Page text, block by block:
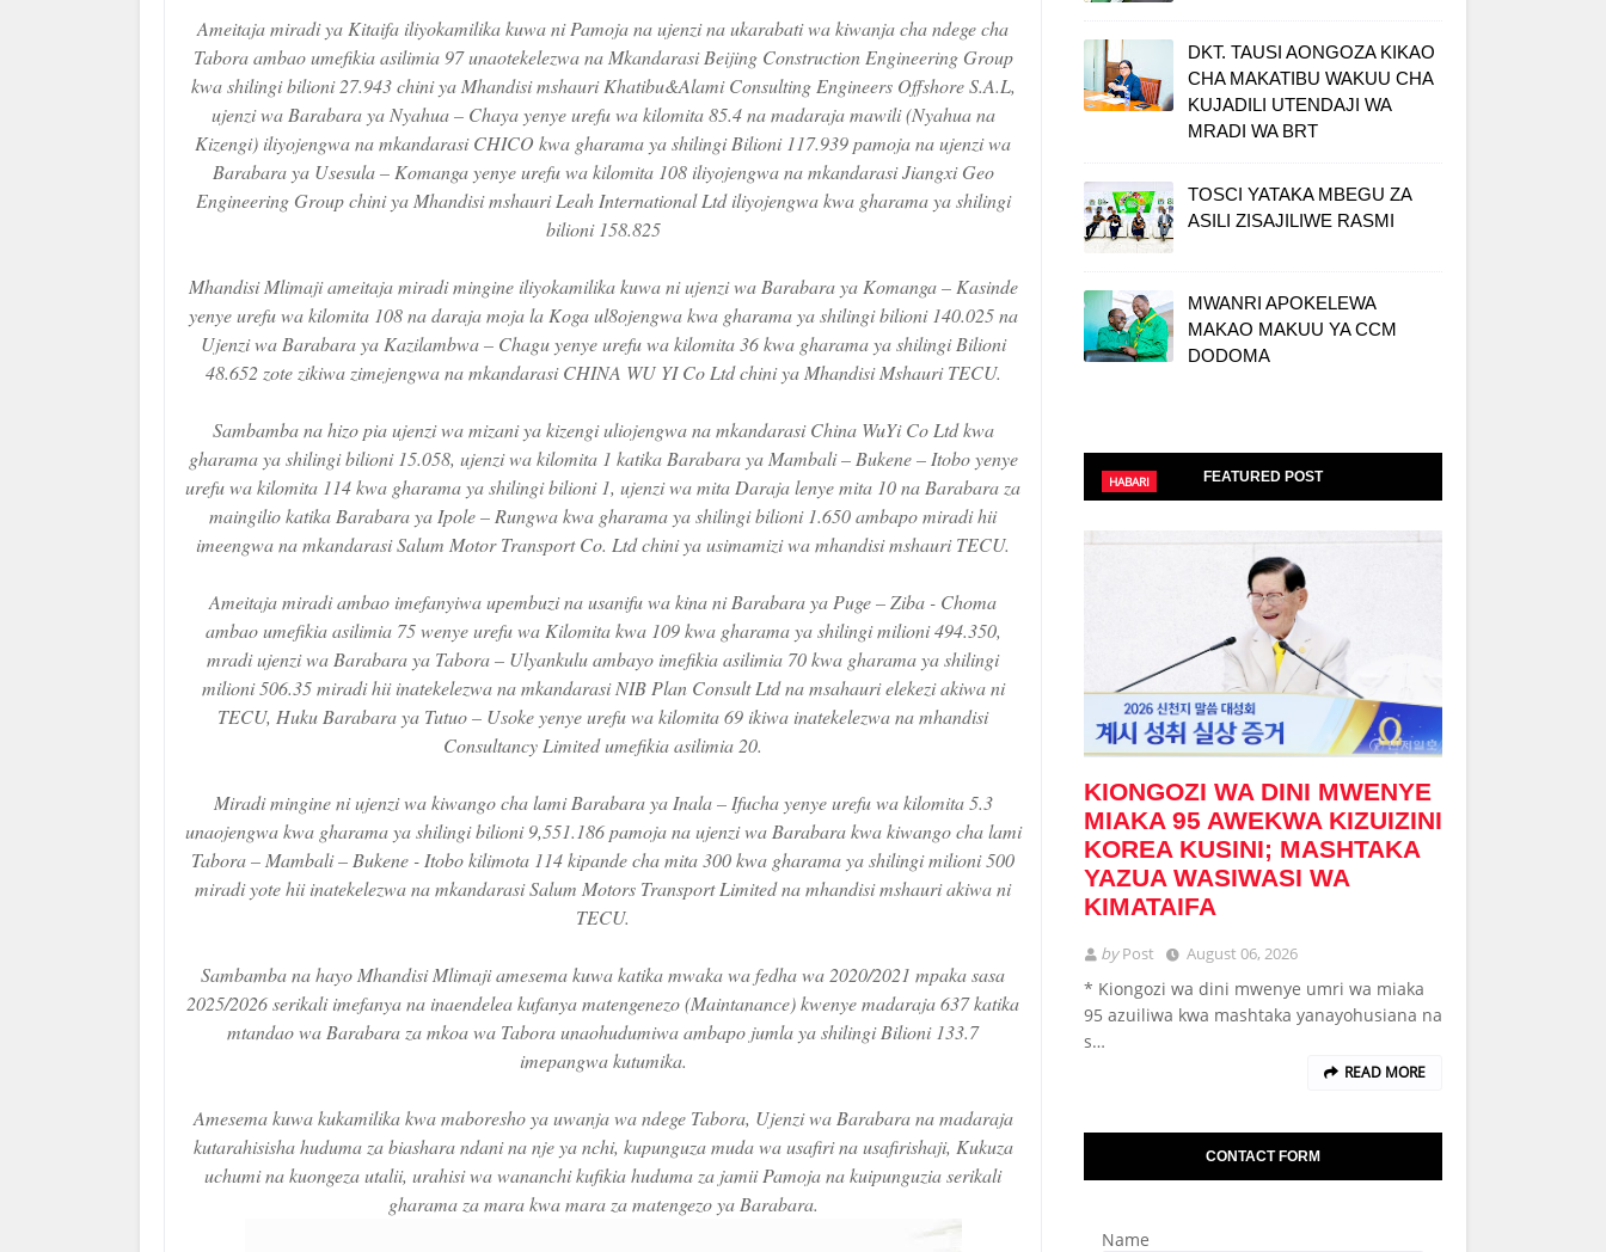
Ameitaja miradi ya Kitaifa iliyokamilika kuwa ni Pamoja na ujenzi na ukarabati wa kiwanja cha ndege cha
Tabora ambao umefikia asilimia 97 unaotekelezwa na Mkandarasi Beijing Construction Engineering Group
kwa shilingi bilioni 27.943 chini ya Mhandisi mshauri Khatibu&Alami Consulting Engineers Offshore S.A.L,
ujenzi wa Barabara ya Nyahua – Chaya yenye urefu wa kilomita 85.4 na madaraja mawili (Nyahua na
Kizengi) iliyojengwa na mkandarasi CHICO kwa gharama ya shilingi Bilioni 117.939 pamoja na ujenzi wa
Barabara ya Usesula – Komanga yenye urefu wa kilomita 108 iliyojengwa na mkandarasi Jiangxi Geo
Engineering Group chini ya Mhandisi mshauri Leah International Ltd iliyojengwa kwa gharama ya shilingi
bilioni 158.825
Mhandisi Mlimaji ameitaja miradi mingine iliyokamilika kuwa ni ujenzi wa Barabara ya Komanga – Kasinde
yenye urefu wa kilomita 108 na daraja moja la Koga ul8ojengwa kwa gharama ya shilingi bilioni 140.025 na
Ujenzi wa Barabara ya Kazilambwa – Chagu yenye urefu wa kilomita 36 kwa gharama ya shilingi Bilioni
48.652 zote zikiwa zimejengwa na mkandarasi CHINA WU YI Co Ltd chini ya Mhandisi Mshauri TECU.
Sambamba na hizo pia ujenzi wa mizani ya kizengi uliojengwa na mkandarasi China WuYi Co Ltd kwa
gharama ya shilingi bilioni 15.058, ujenzi wa kilomita 1 katika Barabara ya Mambali – Bukene – Itobo yenye
urefu wa kilomita 114 kwa gharama ya shilingi bilioni 1, ujenzi wa mita Daraja lenye mita 10 na Barabara za
maingilio katika Barabara ya Ipole – Rungwa kwa gharama ya shilingi bilioni 1.650 ambapo miradi hii
imeengwa na mkandarasi Salum Motor Transport Co. Ltd chini ya usimamizi wa mhandisi mshauri TECU.
Ameitaja miradi ambao imefanyiwa upembuzi na usanifu wa kina ni Barabara ya Puge – Ziba - Choma
ambao umefikia asilimia 75 wenye urefu wa Kilomita kwa 109 kwa gharama ya shilingi milioni 494.350,
mradi ujenzi wa Barabara ya Tabora – Ulyankulu ambayo imefikia asilimia 70 kwa gharama ya shilingi
milioni 506.35 miradi hii inatekelezwa na mkandarasi NIB Plan Consult Ltd na msahauri elekezi akiwa ni
TECU, Huku Barabara ya Tutuo – Usoke yenye urefu wa kilomita 69 ikiwa inatekelezwa na mhandisi
Consultancy Limited umefikia asilimia 20.
Miradi mingine ni ujenzi wa kiwango cha lami Barabara ya Inala – Ifucha yenye urefu wa kilomita 5.3
unaojengwa kwa gharama ya shilingi bilioni 9,551.186 pamoja na ujenzi wa Barabara kwa kiwango cha lami
Tabora – Mambali – Bukene - Itobo kilimota 114 kipande cha mita 300 kwa gharama ya shilingi milioni 500
miradi yote hii inatekelezwa na mkandarasi Salum Motors Transport Limited na mhandisi mshauri akiwa ni
TECU.
Sambamba na hayo Mhandisi Mlimaji amesema kuwa katika mwaka wa fedha wa 2020/2021 mpaka sasa
2025/2026 serikali imefanya na inaendelea kufanya matengenezo (Maintanance) kwenye madaraja 637 katika
mtandao wa Barabara za mkoa wa Tabora unaohudumiwa ambapo jumla ya shilingi Bilioni 133.7
imepangwa kutumika.
Amesema kuwa kukamilika kwa maboresho ya uwanja wa ndege Tabora, Ujenzi wa Barabara na madaraja
kutarahisisha huduma za biashara ndani na nje ya nchi, kupunguza muda wa usafiri na usafirishaji, Kukuza
uchumi na kuongeza utalii, urahisi wa wananchi kufikia huduma za jamii Pamoja na kuipunguzia serikali
gharama za mara kwa mara za matengezo ya Barabara.
DKT. TAUSI AONGOZA KIKAO
CHA MAKATIBU WAKUU CHA
KUJADILI UTENDAJI WA
MRADI WA BRT
TOSCI YATAKA MBEGU ZA
ASILI ZISAJILIWE RASMI
MWANRI APOKELEWA
MAKAO MAKUU YA CCM
DODOMA
FEATURED POST
HABARI
KIONGOZI WA DINI MWENYE
MIAKA 95 AWEKWA KIZUIZINI
KOREA KUSINI; MASHTAKA
YAZUA WASIWASI WA
KIMATAIFA
byPost August 06, 2026
* Kiongozi wa dini mwenye umri wa miaka
95 azuiliwa kwa mashtaka yanayohusiana na
s…
READ MORE
CONTACT FORM
Name